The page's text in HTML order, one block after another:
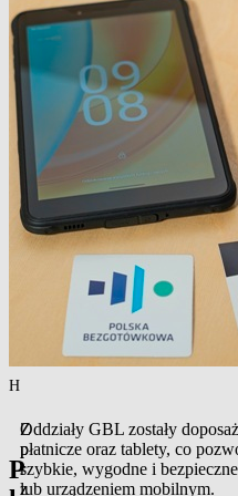
Homepage
P
Z
p
r
z
Oddziały GBL zostały
płatnicze oraz tablety, co
szybkie, wygodne i
lub urządzeniem mobilnym.